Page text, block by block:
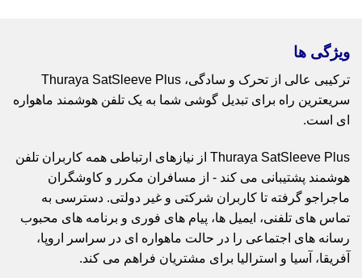
ویژگی ها
ترکیبی عالی از تحرک و سادگی، Thuraya SatSleeve Plus
سریعترین راه برای تبدیل گوشی شما به یک تلفن هوشمند ماهواره
ای است.
Thuraya SatSleeve Plus از نیازهای ارتباطی همه کاربران تلفن
هوشمند پشتیبانی می کند - از مسافران مکرر و کاوشگران
ماجراجو گرفته تا کاربران شرکتی و غیر دولتی. دسترسی به
تماس های تلفنی، ایمیل ها، پیام های فوری و برنامه های محبوب
رسانه های اجتماعی را در حالت ماهواره ای در سراسر اروپا،
آفریقا، آسیا و استرالیا برای مشتریان فراهم می کند.